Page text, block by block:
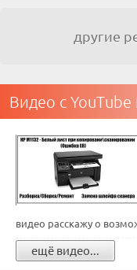
другие
Видео с YouTube
видео расскажу о
ещё видео...